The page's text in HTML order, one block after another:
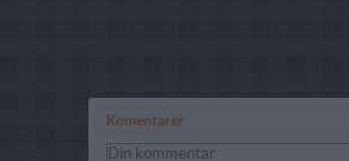
Komentarer